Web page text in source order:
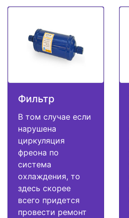
Фильтр
В том случае если
нарушена
циркуляция
фреона по
система
охлаждения, то
здесь скорее
всего придется
провести ремонт